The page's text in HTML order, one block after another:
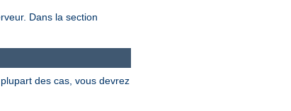
Dans la section
des cas, vous devrez